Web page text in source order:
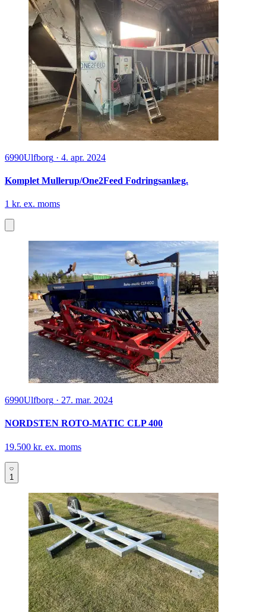
6990Ulfborg · 4. apr. 2024
Komplet Mullerup/One2Feed Fodringsanlæg.
1 kr. ex. moms
6990Ulfborg · 27. mar. 2024
NORDSTEN ROTO-MATIC CLP 400
19.500 kr. ex. moms
1